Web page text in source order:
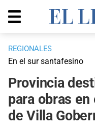
REGIONALES
En el sur santafesino
Provincia
para obras en
de Villa